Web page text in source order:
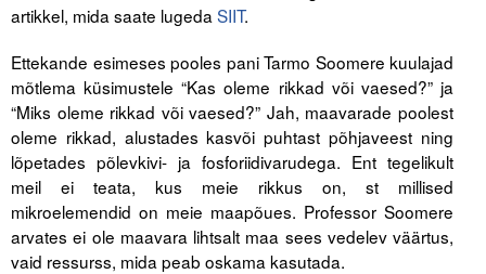
ICC komisjonid
Digiraamatukogu
Juhendid ja väljaanded
Videod
Kontakt
Liitu meililistiga
artikkel, mida saate lugeda SIIT.
Ettekande esimeses pooles pani Tarmo Soomere kuulajad
mõtlema küsimustele “Kas oleme rikkad või vaesed?” ja
“Miks oleme rikkad või vaesed?” Jah, maavarade poolest
oleme rikkad, alustades kasvõi puhtast põhjaveest ning
lõpetades põlevkivi- ja fosforiidivarudega. Ent tegelikult
meil ei teata, kus meie rikkus on, st millised
mikroelemendid on meie maapõues. Professor Soomere
arvates ei ole maavara lihtsalt maa sees vedelev väärtus,
vaid ressurss, mida peab oskama kasutada.